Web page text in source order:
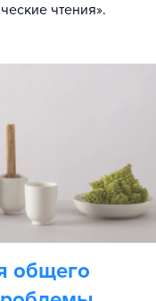
чтения».
общего